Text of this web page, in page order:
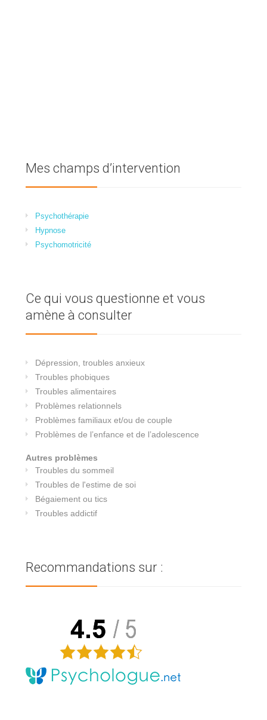
Mes champs d’intervention
Psychothérapie
Hypnose
Psychomotricité
Ce qui vous questionne et vous
amène à consulter
Dépression, troubles anxieux
Troubles phobiques
Troubles alimentaires
Problèmes relationnels
Problèmes familiaux et/ou de couple
Problèmes de l’enfance et de l’adolescence
Autres problèmes
Troubles du sommeil
Troubles de l'estime de soi
Bégaiement ou tics
Troubles addictif
Recommandations sur :